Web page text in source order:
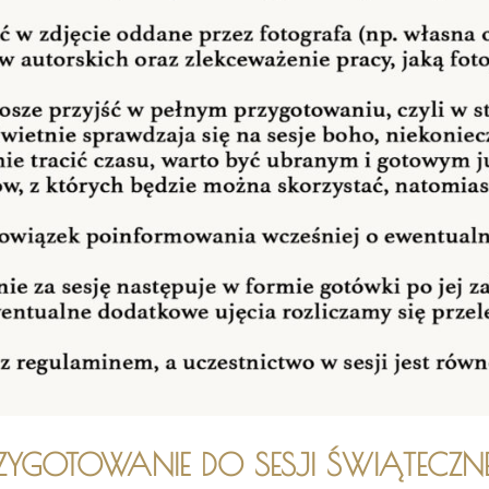
DO SESJI